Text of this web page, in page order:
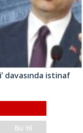
davasında istinaf
Bu Yıl